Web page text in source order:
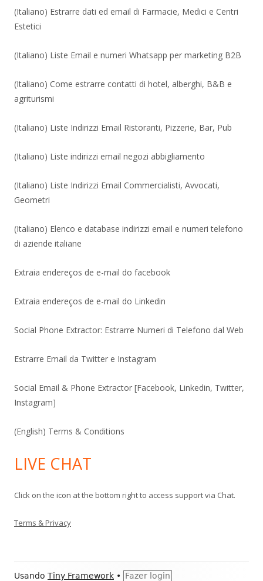
(Italiano) Estrarre dati ed email di Farmacie, Medici e Centri
Estetici
(Italiano) Liste Email e numeri Whatsapp per marketing B2B
(Italiano) Come estrarre contatti di hotel, alberghi, B&B e
agriturismi
(Italiano) Liste Indirizzi Email Ristoranti, Pizzerie, Bar, Pub
(Italiano) Liste indirizzi email negozi abbigliamento
(Italiano) Liste Indirizzi Email Commercialisti, Avvocati,
Geometri
(Italiano) Elenco e database indirizzi email e numeri telefono
di aziende italiane
Extraia endereços de e-mail do facebook
Extraia endereços de e-mail do Linkedin
Social Phone Extractor: Estrarre Numeri di Telefono dal Web
Estrarre Email da Twitter e Instagram
Social Email & Phone Extractor [Facebook, Linkedin, Twitter,
Instagram]
(English) Terms & Conditions
LIVE CHAT
Click on the icon at the bottom right to access support via Chat.
Terms & Privacy
Conteúdo
Usando Tiny Framework • Fazer login